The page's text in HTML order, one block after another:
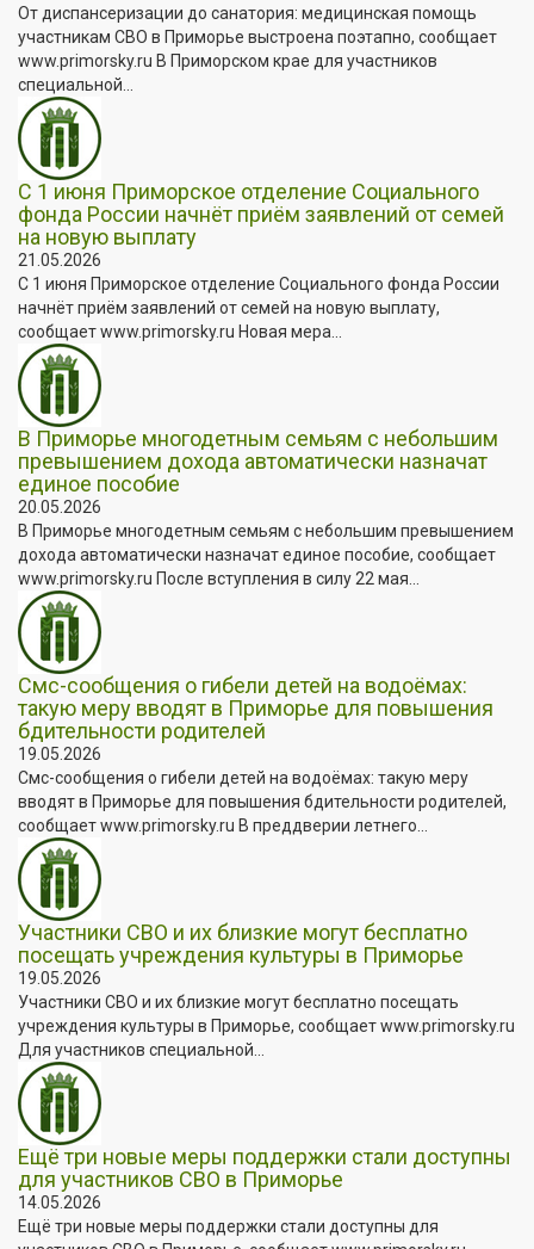
От диспансеризации до санатория: медицинская помощь
участникам СВО в Приморье выстроена поэтапно, сообщает
www.primorsky.ru В Приморском крае для участников
специальной...
С 1 июня Приморское отделение Социального
фонда России начнёт приём заявлений от семей
на новую выплату
21.05.2026
С 1 июня Приморское отделение Социального фонда России
начнёт приём заявлений от семей на новую выплату,
сообщает www.primorsky.ru Новая мера...
В Приморье многодетным семьям с небольшим
превышением дохода автоматически назначат
единое пособие
20.05.2026
В Приморье многодетным семьям с небольшим превышением
дохода автоматически назначат единое пособие, сообщает
www.primorsky.ru После вступления в силу 22 мая...
Смс-сообщения о гибели детей на водоёмах:
такую меру вводят в Приморье для повышения
бдительности родителей
19.05.2026
Смс-сообщения о гибели детей на водоёмах: такую меру
вводят в Приморье для повышения бдительности родителей,
сообщает www.primorsky.ru В преддверии летнего...
Участники СВО и их близкие могут бесплатно
посещать учреждения культуры в Приморье
19.05.2026
Участники СВО и их близкие могут бесплатно посещать
учреждения культуры в Приморье, сообщает www.primorsky.ru
Для участников специальной...
Ещё три новые меры поддержки стали доступны
для участников СВО в Приморье
14.05.2026
Ещё три новые меры поддержки стали доступны для